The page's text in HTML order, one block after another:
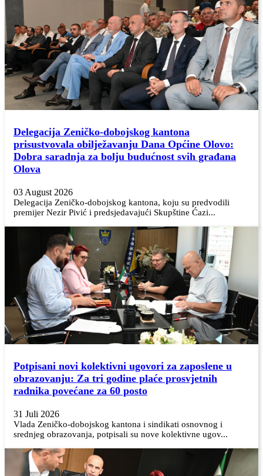
Delegacija Zeničko-dobojskog kantona
prisustvovala obilježavanju Dana Općine Olovo:
Dobra saradnja za bolju budućnost svih građana
Olova
03 August 2026
Delegacija Zeničko-dobojskog kantona, koju su predvodili
premijer Nezir Pivić i predsjedavajući Skupštine Ćazi...
Potpisani novi kolektivni ugovori za zaposlene u
obrazovanju: Za tri godine plaće prosvjetnih
radnika povećane za 60 posto
31 Juli 2026
Vlada Zeničko-dobojskog kantona i sindikati osnovnog i
srednjeg obrazovanja, potpisali su nove kolektivne ugov...